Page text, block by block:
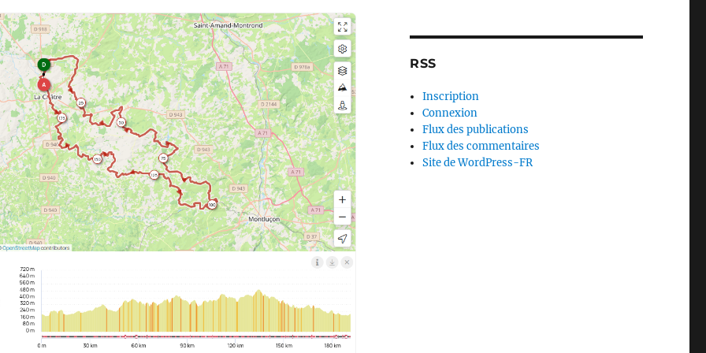
RSS
Inscription
Connexion
Flux des publications
Flux des commentaires
Site de WordPress-FR